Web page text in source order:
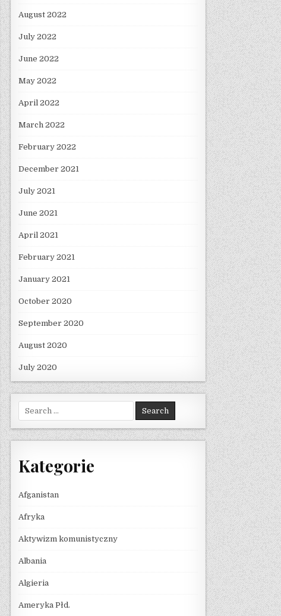
August 2022
July 2022
June 2022
May 2022
April 2022
March 2022
February 2022
December 2021
July 2021
June 2021
April 2021
February 2021
January 2021
October 2020
September 2020
August 2020
July 2020
Search for:
Kategorie
Afganistan
Afryka
Aktywizm komunistyczny
Albania
Algieria
Ameryka Płd.